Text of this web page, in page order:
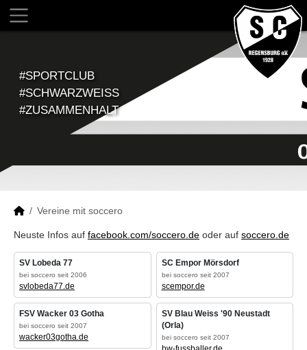
#SPORTCLUB
#SCHWARZWEISS
#ZUSAMMENHALT
Vereine mit soccero
Neuste Infos auf facebook.com/soccero.de oder auf soccero.de
SV Lobeda 77
bei soccero seit 2006
svlobeda77.de
SC Empor Mörsdorf
bei soccero seit 2007
scempor.de
FSV Wacker 03 Gotha
bei soccero seit 2007
wacker03gotha.de
SV Blau Weiss '90 Neustadt
(Orla)
bei soccero seit 2007